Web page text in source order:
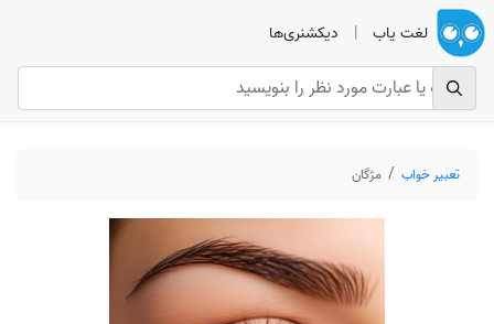
لغت یاب | دیکشنری‌ها
تعبیر خواب مژگان